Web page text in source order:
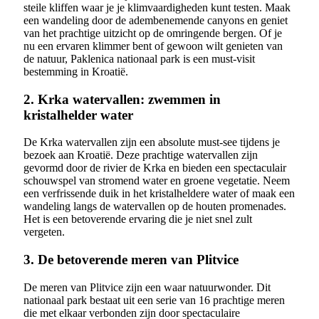
steile kliffen waar je je klimvaardigheden kunt testen. Maak
een wandeling door de adembenemende canyons en geniet
van het prachtige uitzicht op de omringende bergen. Of je
nu een ervaren klimmer bent of gewoon wilt genieten van
de natuur, Paklenica nationaal park is een must-visit
bestemming in Kroatië.
2. Krka watervallen: zwemmen in
kristalhelder water
De Krka watervallen zijn een absolute must-see tijdens je
bezoek aan Kroatië. Deze prachtige watervallen zijn
gevormd door de rivier de Krka en bieden een spectaculair
schouwspel van stromend water en groene vegetatie. Neem
een verfrissende duik in het kristalheldere water of maak een
wandeling langs de watervallen op de houten promenades.
Het is een betoverende ervaring die je niet snel zult
vergeten.
3. De betoverende meren van Plitvice
De meren van Plitvice zijn een waar natuurwonder. Dit
nationaal park bestaat uit een serie van 16 prachtige meren
die met elkaar verbonden zijn door spectaculaire